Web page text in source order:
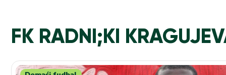
FK RADNI;KI